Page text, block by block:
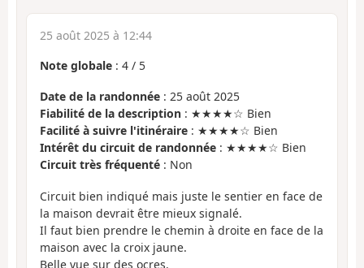
25 août 2025 à 12:44
Note globale : 4 / 5
Date de la randonnée : 25 août 2025
Fiabilité de la description : ★★★★☆ Bien
Facilité à suivre l'itinéraire : ★★★★☆ Bien
Intérêt du circuit de randonnée : ★★★★☆ Bien
Circuit très fréquenté : Non
Circuit bien indiqué mais juste le sentier en face de
la maison devrait être mieux signalé.
Il faut bien prendre le chemin à droite en face de la
maison avec la croix jaune.
Belle vue sur des ocres.